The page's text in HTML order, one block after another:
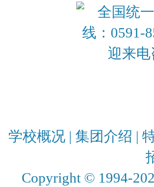
学校概况 |集团介绍 |
Copyright © 1994-